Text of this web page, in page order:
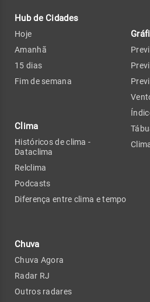
Hub de Cidades
Hoje
Amanhã
15 dias
Fim de semana
Clima
Históricos de clima -
Dataclima
Relclima
Podcasts
Diferença entre clima e tempo
Chuva
Chuva Agora
Radar RJ
Outros radares